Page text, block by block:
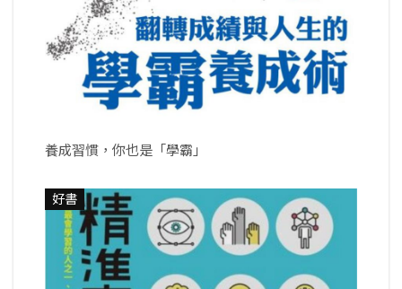
養成習慣，你也是「學霸」
好書